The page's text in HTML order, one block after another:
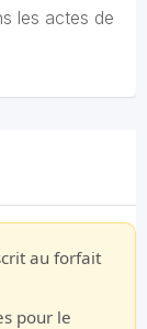
les actes de
au forfait
pour le